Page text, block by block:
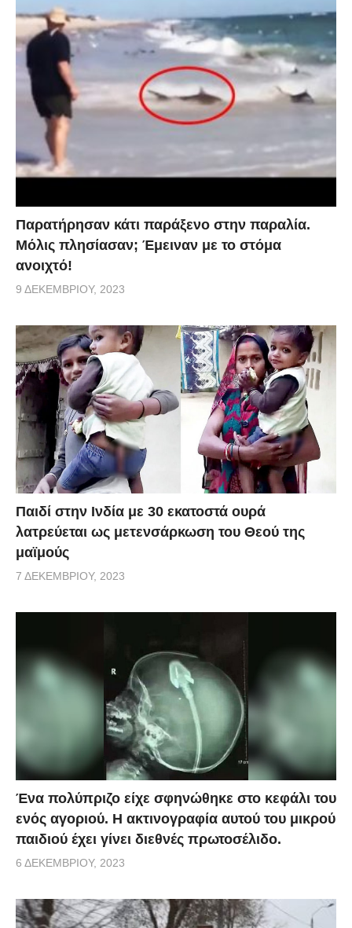
Παρατήρησαν κάτι παράξενο στην παραλία.
Μόλις πλησίασαν; Έμειναν με το στόμα
ανοιχτό!
9 ΔΕΚΕΜΒΡΊΟΥ, 2023
Παιδί στην Ινδία με 30 εκατοστά ουρά
λατρεύεται ως μετενσάρκωση του Θεού της
μαϊμούς
7 ΔΕΚΕΜΒΡΊΟΥ, 2023
Ένα πολύπριζο είχε σφηνώθηκε στο κεφάλι του
ενός αγοριού. Η ακτινογραφία αυτού του μικρού
παιδιού έχει γίνει διεθνές πρωτοσέλιδο.
6 ΔΕΚΕΜΒΡΊΟΥ, 2023